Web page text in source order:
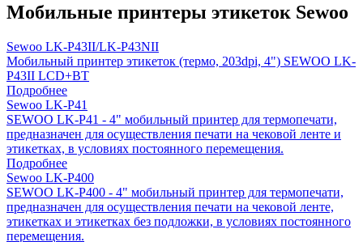
Мобильные принтеры этикеток Sewoo
Sewoo LK-P43II/LK-P43NII
Мобильный принтер этикеток (термо, 203dpi, 4") SEWOO LK-
P43II LCD+BT
Подробнее
Sewoo LK-P41
SEWOO LK-P41 - 4" мобильный принтер для термопечати,
предназначен для осуществления печати на чековой ленте и
этикетках, в условиях постоянного перемещения.
Подробнее
Sewoo LK-P400
SEWOO LK-P400 - 4" мобильный принтер для термопечати,
предназначен для осуществления печати на чековой ленте,
этикетках и этикетках без подложки, в условиях постоянного
перемещения.